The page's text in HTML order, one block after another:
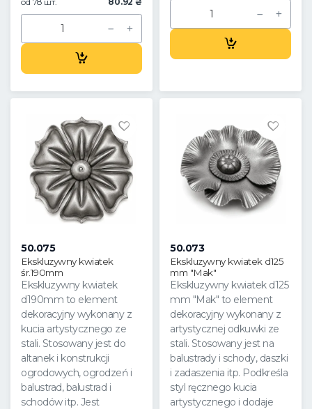
50.075
Ekskluzywny kwiatek
śr.190mm
Ekskluzywny kwiatek
d190mm to element
dekoracyjny wykonany z
kucia artystycznego ze
stali. Stosowany jest do
altanek i konstrukcji
ogrodowych, ogrodzeń i
balustrad, balustrad i
schodów itp. Jest
50.073
Ekskluzywny kwiatek d125
mm "Mak"
Ekskluzywny kwiatek d125
mm "Mak" to element
dekoracyjny wykonany z
artystycznej odkuwki ze
stali. Stosowany jest na
balustrady i schody, daszki
i zadaszenia itp. Podkreśla
styl ręcznego kucia
artystycznego i dodaje